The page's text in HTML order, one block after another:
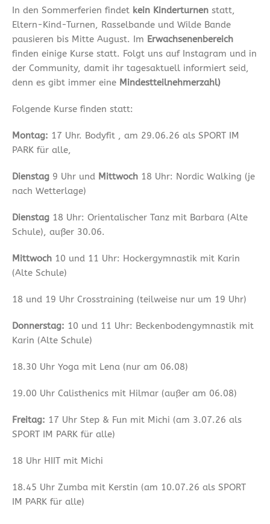
In den Sommerferien findet kein Kinderturnen statt,
Eltern-Kind-Turnen, Rasselbande und Wilde Bande
pausieren bis Mitte August. Im Erwachsenenbereich
finden einige Kurse statt. Folgt uns auf Instagram und in
der Community, damit ihr tagesaktuell informiert seid,
denn es gibt immer eine Mindestteilnehmerzahl)
Folgende Kurse finden statt:
Montag: 17 Uhr. Bodyfit , am 29.06.26 als SPORT IM
PARK für alle,
Dienstag 9 Uhr und Mittwoch 18 Uhr: Nordic Walking (je
nach Wetterlage)
Dienstag 18 Uhr: Orientalischer Tanz mit Barbara (Alte
Schule), außer 30.06.
Mittwoch 10 und 11 Uhr: Hockergymnastik mit Karin
(Alte Schule)
18 und 19 Uhr Crosstraining (teilweise nur um 19 Uhr)
Donnerstag: 10 und 11 Uhr: Beckenbodengymnastik mit
Karin (Alte Schule)
18.30 Uhr Yoga mit Lena (nur am 06.08)
19.00 Uhr Calisthenics mit Hilmar (außer am 06.08)
Freitag: 17 Uhr Step & Fun mit Michi (am 3.07.26 als
SPORT IM PARK für alle)
18 Uhr HIIT mit Michi
18.45 Uhr Zumba mit Kerstin (am 10.07.26 als SPORT
IM PARK für alle)